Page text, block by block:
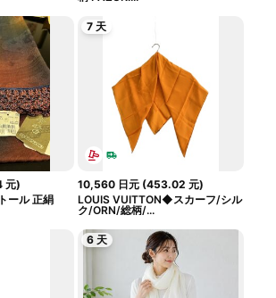
元)
ール 正絹
7 天
10,560 日元 (453.02 元)
LOUIS VUITTON◆スカーフ/シル
ク/ORN/総柄/...
6 天